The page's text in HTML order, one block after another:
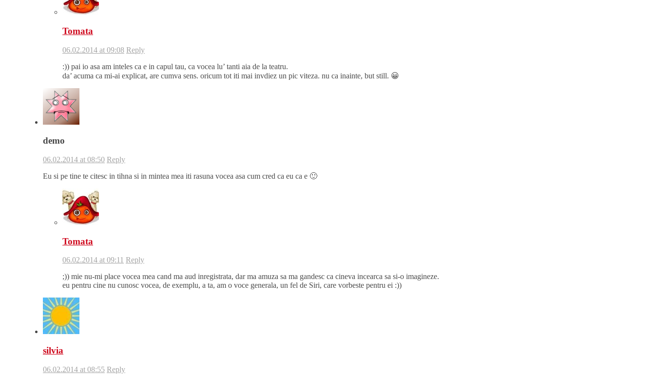
Tomata
06.02.2014 at 09:08 Reply
:)) pai io asa am inteles ca e in capul tau, ca vocea lu’ tanti aia de la teatru.
da’ acuma ca mi-ai explicat, are cumva sens. oricum tot iti mai invdiez un pic viteza. nu ca inainte, but still. 😀
demo
06.02.2014 at 08:50 Reply
Eu si pe tine te citesc in tihna si in mintea mea iti rasuna vocea asa cum cred ca eu ca e 🙂
Tomata
06.02.2014 at 09:11 Reply
;)) mie nu-mi place vocea mea cand ma aud inregistrata, dar ma amuza sa ma gandesc ca cineva incearca sa si-o imagineze.
eu pentru cine nu cunosc vocea, de exemplu, a ta, am o voce generala, un fel de Siri, care vorbeste pentru ei :))
silvia
06.02.2014 at 08:55 Reply